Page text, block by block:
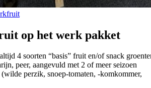
op het werk pakket
4 soorten “basis” fruit en/of snack
peer, aangevuld met 2 of meer seizoen
perzik, snoep-tomaten, -komkommer,